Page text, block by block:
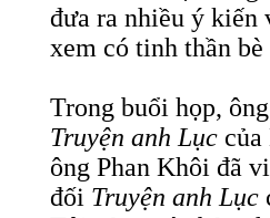
đưa ra nhiều ý kiến
xem có tinh thần
Trong buổi họp,
Truyện anh Lục
ông Phan Khôi đã
đối Truyện anh Lục